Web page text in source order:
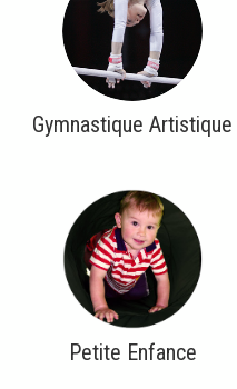
Gymnastique Artistique
Petite Enfance